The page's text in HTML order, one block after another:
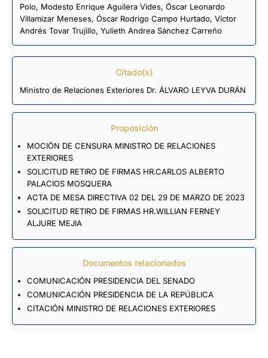
Polo, Modesto Enrique Aguilera Vides, Óscar Leonardo
Villamizar Meneses, Óscar Rodrigo Campo Hurtado, Víctor
Andrés Tovar Trujillo, Yulieth Andrea Sánchez Carreño
Citado(s)
Ministro de Relaciones Exteriores Dr. ÁLVARO LEYVA DURÁN
Proposición
MOCIÓN DE CENSURA MINISTRO DE RELACIONES
EXTERIORES
SOLICITUD RETIRO DE FIRMAS HR.CARLOS ALBERTO
PALACIOS MOSQUERA
ACTA DE MESA DIRECTIVA 02 DEL 29 DE MARZO DE 2023
SOLICITUD RETIRO DE FIRMAS HR.WILLIAN FERNEY
ALJURE MEJIA
Documentos relacionados
COMUNICACIÓN PRESIDENCIA DEL SENADO
COMUNICACIÓN PRESIDENCIA DE LA REPÚBLICA
CITACIÓN MINISTRO DE RELACIONES EXTERIORES